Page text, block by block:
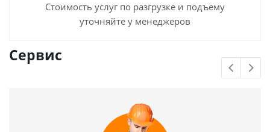
Стоимость услуг по разгрузке и подъему
уточняйте у менеджеров
Сервис